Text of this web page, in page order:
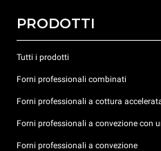
PRODOTTI
Tutti i prodotti
Forni professionali combinati
Forni professionali a cottura
Forni professionali a convezione con
Forni professionali a convezione